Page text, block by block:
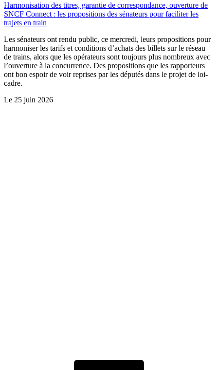
Harmonisation des titres, garantie de correspondance, ouverture de
SNCF Connect : les propositions des sénateurs pour faciliter les
trajets en train
Les sénateurs ont rendu public, ce mercredi, leurs propositions pour
harmoniser les tarifs et conditions d’achats des billets sur le réseau
de trains, alors que les opérateurs sont toujours plus nombreux avec
l’ouverture à la concurrence. Des propositions que les rapporteurs
ont bon espoir de voir reprises par les députés dans le projet de loi-
cadre.
Le 25 juin 2026